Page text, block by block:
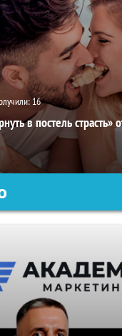
16
в постель страсть»